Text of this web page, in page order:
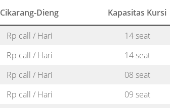
Cikarang-Dieng Kapasitas Kursi
Rp call / Hari
14 seat
Rp call / Hari
14 seat
Rp call / Hari
08 seat
Rp call / Hari
09 seat